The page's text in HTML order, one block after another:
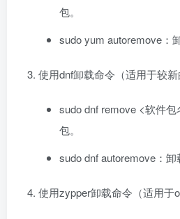
包。
sudo yum autoremove：
使用dnf卸载命令（适用于较新
sudo dnf remove <软件
包。
sudo dnf autoremove：卸
使用zypper卸载命令（适用于